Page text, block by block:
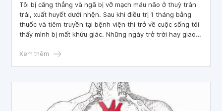
Tôi bị căng thẳng và ngã bị vỡ mạch máu não ở thuỳ trán
trái, xuất huyết dưới nhện. Sau khi điều trị 1 tháng bằng
thuốc và tiêm truyền tại bệnh viện thì trở về cuộc sống tôi
thấy mình bị mất khứu giác. Những ngày trở trời hay giao
quả vùng máu tụ đang chuyển hóa màu và giảm kích
trạng mạch máu tại điểm vỡ có lành được không? Nguy cơ
vỡ lại có xảy ra không ạ?
Xem thêm